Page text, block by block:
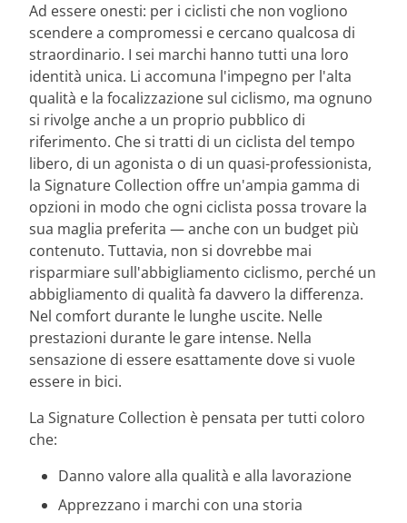
Ad essere onesti: per i ciclisti che non vogliono
scendere a compromessi e cercano qualcosa di
straordinario. I sei marchi hanno tutti una loro
identità unica. Li accomuna l'impegno per l'alta
qualità e la focalizzazione sul ciclismo, ma ognuno
si rivolge anche a un proprio pubblico di
riferimento. Che si tratti di un ciclista del tempo
libero, di un agonista o di un quasi-professionista,
la Signature Collection offre un'ampia gamma di
opzioni in modo che ogni ciclista possa trovare la
sua maglia preferita — anche con un budget più
contenuto. Tuttavia, non si dovrebbe mai
risparmiare sull'abbigliamento ciclismo, perché un
abbigliamento di qualità fa davvero la differenza.
Nel comfort durante le lunghe uscite. Nelle
prestazioni durante le gare intense. Nella
sensazione di essere esattamente dove si vuole
essere in bici.
La Signature Collection è pensata per tutti coloro
che:
Danno valore alla qualità e alla lavorazione
Apprezzano i marchi con una storia